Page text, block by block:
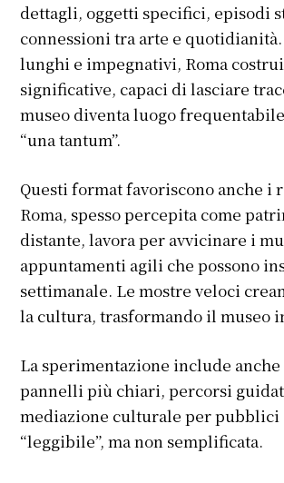
dettagli, oggetti specifici, episodi
connessioni tra arte e
lunghi e impegnativi, Roma
significative, capaci di lasciare
museo diventa luogo
“una tantum”.
Questi format favoriscono anche i
Roma, spesso percepita come
distante, lavora per avvicinare i
appuntamenti agili che possono
settimanale. Le mostre veloci
la cultura, trasformando il museo
La sperimentazione include
pannelli più chiari, percorsi
mediazione culturale per pubblici
“leggibile”, ma non semplificata.